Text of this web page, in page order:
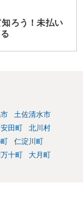
知ろう！未払い
土佐清水市
安田町
北川村
仁淀川町
十町
大月町